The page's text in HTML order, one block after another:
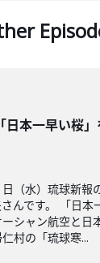
「日本一早い桜
（水）琉球新報
んです。 「日本
シャン航空と日
村の「琉球寒...